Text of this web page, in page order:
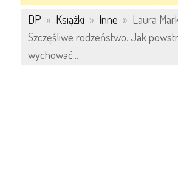
DP » Książki » Inne » Laura
Szczęśliwe rodzeństwo. Jak
wychować...